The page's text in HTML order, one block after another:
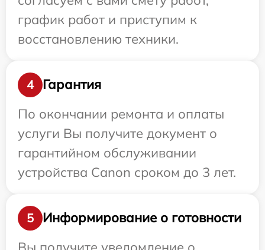
график работ и приступим к
восстановлению техники.
4
Гарантия
По окончании ремонта и оплаты
услуги Вы получите документ о
гарантийном обслуживании
устройства Canon сроком до 3 лет.
5
Информирование о готовности